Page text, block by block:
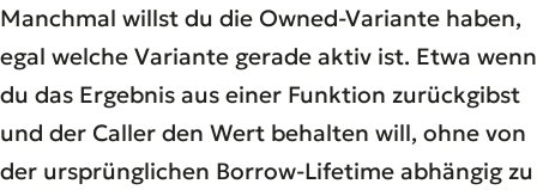
Manchmal willst du die Owned-Variante haben,
egal welche Variante gerade aktiv ist. Etwa wenn
du das Ergebnis aus einer Funktion zurückgibst
und der Caller den Wert behalten will, ohne von
der ursprünglichen Borrow-Lifetime abhängig zu